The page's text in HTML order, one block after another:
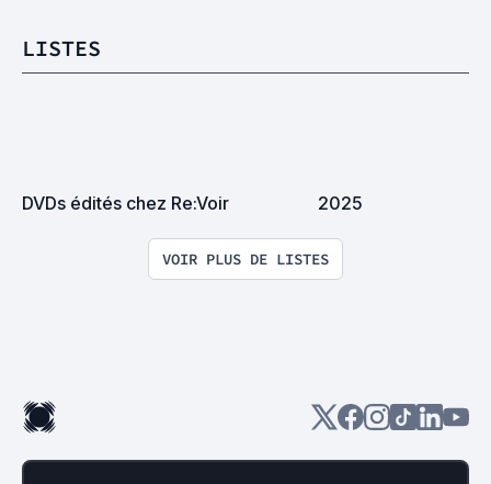
LISTES
DVDs édités chez Re:Voir 2025
VOIR PLUS DE LISTES